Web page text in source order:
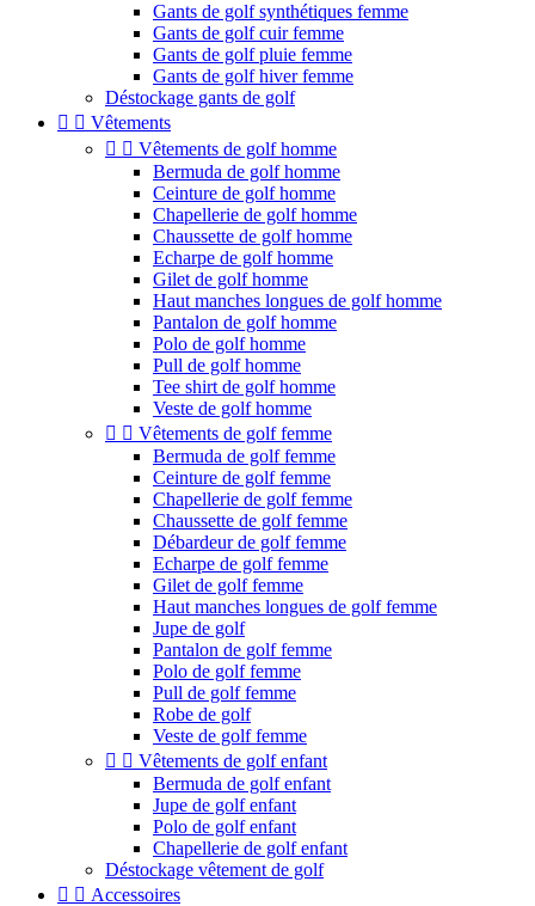
Gants de golf synthétiques femme
Gants de golf cuir femme
Gants de golf pluie femme
Gants de golf hiver femme
Déstockage gants de golf
  Vêtements
  Vêtements de golf homme
Bermuda de golf homme
Ceinture de golf homme
Chapellerie de golf homme
Chaussette de golf homme
Echarpe de golf homme
Gilet de golf homme
Haut manches longues de golf homme
Pantalon de golf homme
Polo de golf homme
Pull de golf homme
Tee shirt de golf homme
Veste de golf homme
  Vêtements de golf femme
Bermuda de golf femme
Ceinture de golf femme
Chapellerie de golf femme
Chaussette de golf femme
Débardeur de golf femme
Echarpe de golf femme
Gilet de golf femme
Haut manches longues de golf femme
Jupe de golf
Pantalon de golf femme
Polo de golf femme
Pull de golf femme
Robe de golf
Veste de golf femme
  Vêtements de golf enfant
Bermuda de golf enfant
Jupe de golf enfant
Polo de golf enfant
Chapellerie de golf enfant
Déstockage vêtement de golf
  Accessoires